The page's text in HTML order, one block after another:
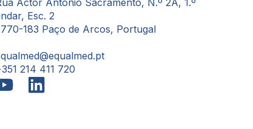
Actor António Sacramento, N.º 2A, 1.º
Esc. 2
183 Paço de Arcos, Portugal
214 411 720